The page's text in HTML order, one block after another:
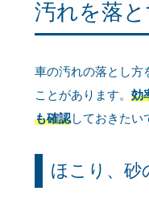
汚れを落
車の汚れの落とし方
ことがあります。 効
も確認しておきたい
ほこり、砂